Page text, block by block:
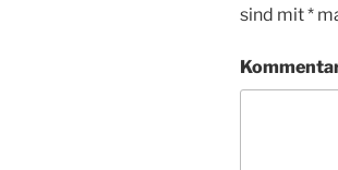
sind mit*